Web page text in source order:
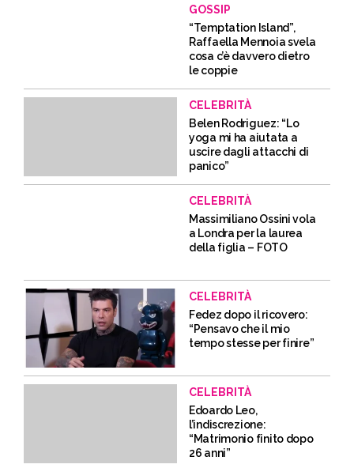
GOSSIP
“Temptation Island”,
Raffaella Mennoia svela
cosa c’è davvero dietro
le coppie
CELEBRITÀ
Belen Rodriguez: “Lo
yoga mi ha aiutata a
uscire dagli attacchi di
panico”
CELEBRITÀ
Massimiliano Ossini vola
a Londra per la laurea
della figlia – FOTO
CELEBRITÀ
Fedez dopo il ricovero:
“Pensavo che il mio
tempo stesse per finire”
CELEBRITÀ
Edoardo Leo,
l’indiscrezione:
“Matrimonio finito dopo
26 anni”